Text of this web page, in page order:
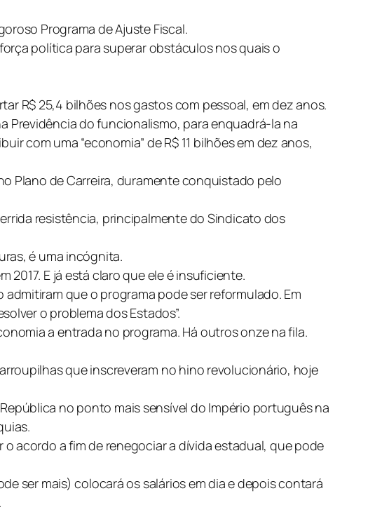
Programa de Ajuste Fiscal.
política para superar obstáculos nos quais o
R$ 25,4 bilhões nos gastos com pessoal, em dez anos.
Previdência do funcionalismo, para enquadrá-la na
com uma “economia” de R$ 11 bilhões em dez anos,
Plano de Carreira, duramente conquistado pelo
resistência, principalmente do Sindicato dos
é uma incógnita.
2017. E já está claro que ele é insuficiente.
que o programa pode ser reformulado. Em
o problema dos Estados”.
a entrada no programa. Há outros onze na fila.
que inscreveram no hino revolucionário, hoje
no ponto mais sensível do Império português na
acordo a fim de renegociar a dívida estadual, que pode
ser mais) colocará os salários em dia e depois contará